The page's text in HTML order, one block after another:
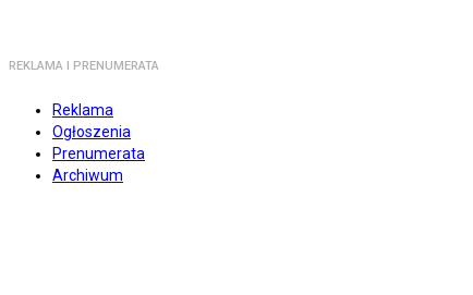
REKLAMA I PRENUMERATA
Reklama
Ogłoszenia
Prenumerata
Archiwum